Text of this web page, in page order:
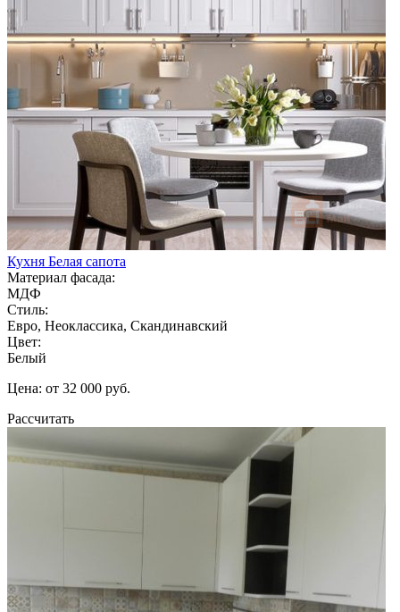
Кухня Белая сапота
Материал фасада:
МДФ
Стиль:
Евро, Неоклассика, Скандинавский
Цвет:
Белый
Цена: от 32 000 руб.
Рассчитать